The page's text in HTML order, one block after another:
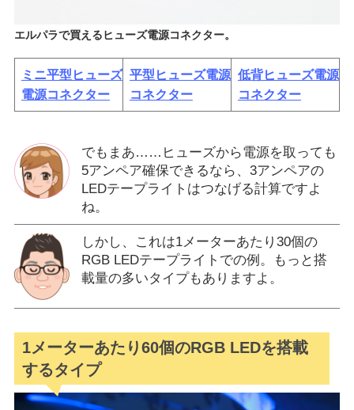
エルパラで買えるヒューズ電源コネクター。
ミニ平型ヒューズ
電源コネクター
平型ヒューズ電源
コネクター
低背ヒューズ電源
コネクター
でもまあ……ヒューズから電源を取っても
5アンペア確保できるなら、3アンペアの
LEDテープライトはつなげる計算ですよ
ね。
しかし、これは1メーターあたり30個の
RGB LEDテープライトでの例。もっと搭
載量の多いタイプもありますよ。
1メーターあたり60個のRGB LEDを搭載
するタイプ